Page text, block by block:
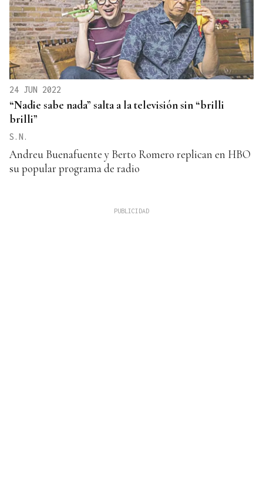
24 JUN 2022
“Nadie sabe nada” salta a la televisión sin “brilli
brilli”
S.N.
Andreu Buenafuente y Berto Romero replican en HBO
su popular programa de radio